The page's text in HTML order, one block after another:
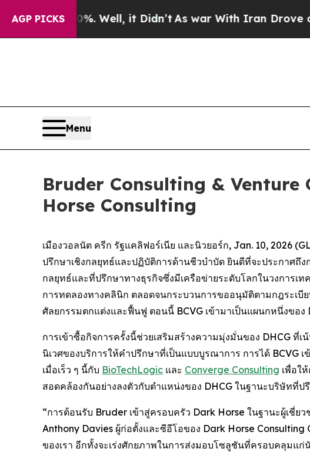
AGP PICKS
40%. Well, it Didn’tAs war With Iran Drove oil
Menu
Bruder Consulting & Venture
Horse Consulting
เมืองวอลนัต ครีก รัฐแคลิฟอร์เนีย และนิวยอร์ก, Jan. 10, 2026
ปรึกษาเชิงกลยุทธ์และปฏิบัติการด้านชีวบำบัด ยินดีที่จะประกาศถึง
กลยุทธ์และที่ปรึกษาทางธุรกิจซึ่งมีเครือข่ายระดับโลกในวงการ
การทดลองทางคลินิก ตลอดจนกระบวนการขออนุมัติตามกฎระ
ศัลยกรรมตกแต่งและฟื้นฟู ตอนนี้ BCVG เข้ามาเป็นแผนกหนึ่งขอ
การเข้าซื้อกิจการครั้งนี้ช่วยเสริมสร้างความมุ่งมั่นของ DHCG ที่
นิเวศของบริการให้คำปรึกษาที่เป็นแบบบูรณาการ การได้
เมื่อเร็ว ๆ นี้กับ BioTechLogic และ Converge Consulting เพื่อใ
สอดคล้องกันอย่างลงตัวกับตำแหน่งของ DHCG ในฐานะบริษัทที่
“การต้อนรับ Bruder เข้าสู่ครอบครัว Dark Horse ในฐานะผู้เชี่
Anthony Davies ผู้ก่อตั้งและซีอีโอของ Dark Horse
ของเรา อีกทั้งจะเร่งศักยภาพในการส่งมอบโซลูชันที่ครอบคลุมแ